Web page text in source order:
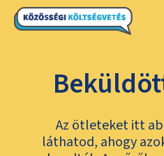
Az ötleteket itt
láthatod, ahogy